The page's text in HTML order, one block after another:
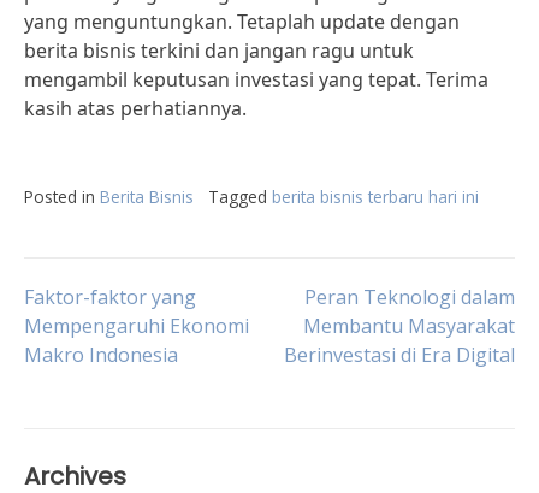
yang menguntungkan. Tetaplah update dengan
berita bisnis terkini dan jangan ragu untuk
mengambil keputusan investasi yang tepat. Terima
kasih atas perhatiannya.
Posted in Berita Bisnis Tagged berita bisnis terbaru hari ini
Post
navigation
Faktor-faktor yang
Mempengaruhi Ekonomi
Makro Indonesia
Peran Teknologi dalam
Membantu Masyarakat
Berinvestasi di Era Digital
Archives